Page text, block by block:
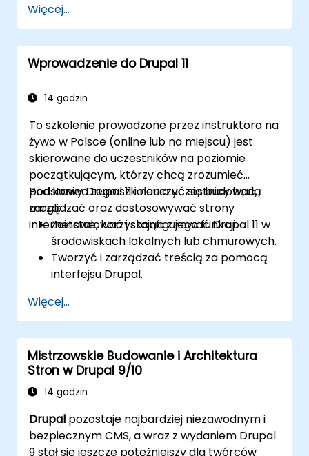
Drupal.
Konfigurować i zarządzać środowiskami
deweloperskimi przy użyciu usług Azure.
Automatyzować wdrażanie i skalowanie
Więcej...
Wprowadzenie do Drupal 11
14 godzin
To szkolenie prowadzone przez instruktora na
żywo w Polsce (online lub na miejscu) jest
skierowane do uczestników na poziomie
początkującym, którzy chcą zrozumieć
podstawy Drupal 11 i nauczyć się budować,
zarządzać oraz dostosowywać strony
internetowe, korzystając z jego funkcji.
Pod koniec tego szkolenia uczestnicy będą
mogli:
Zainstalować i skonfigurować Drupal 11 w
środowiskach lokalnych lub chmurowych.
Tworzyć i zarządzać treścią za pomocą
interfejsu Drupal.
internetowych za pomocą motywów.
Rozszerzać funkcjonalność strony za
pomocą modułów i wtyczek.
Zrozumieć role użytkowników,
uprawnienia i podstawy bezpieczeństwa
strony.
internetowe w Drupal 11.
Więcej...
Mistrzowskie Budowanie i Architektura
Stron w Drupal 9/10
14 godzin
Drupal pozostaje najbardziej niezawodnym i
bezpiecznym CMS, a wraz z wydaniem Drupal
9 stał się jeszcze potężniejszy dla twórców